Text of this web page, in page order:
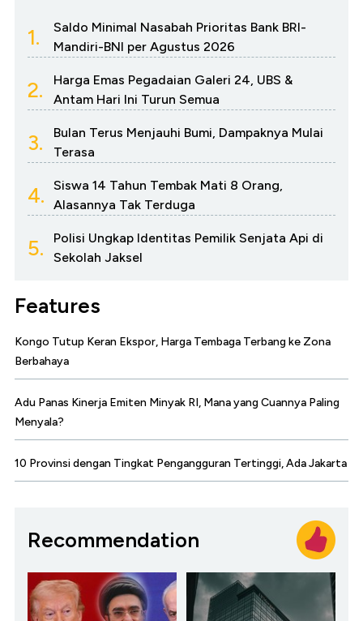
1.
Saldo Minimal Nasabah Prioritas Bank BRI-
Mandiri-BNI per Agustus 2026
2.
Harga Emas Pegadaian Galeri 24, UBS &
Antam Hari Ini Turun Semua
3.
Bulan Terus Menjauhi Bumi, Dampaknya Mulai
Terasa
4.
Siswa 14 Tahun Tembak Mati 8 Orang,
Alasannya Tak Terduga
5.
Polisi Ungkap Identitas Pemilik Senjata Api di
Sekolah Jaksel
Features
Kongo Tutup Keran Ekspor, Harga Tembaga Terbang ke Zona
Berbahaya
Adu Panas Kinerja Emiten Minyak RI, Mana yang Cuannya Paling
Menyala?
10 Provinsi dengan Tingkat Pengangguran Tertinggi, Ada Jakarta
Recommendation